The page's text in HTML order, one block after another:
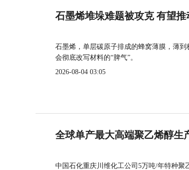
石墨烯堆垛难题被攻克 有望
石墨烯，单层碳原子排成的蜂窝薄膜，薄
会彻底改写材料的“脾气”。
2026-08-04 03:05
全球单产最大高端聚乙烯醇生
中国石化重庆川维化工公司5万吨/年特种聚